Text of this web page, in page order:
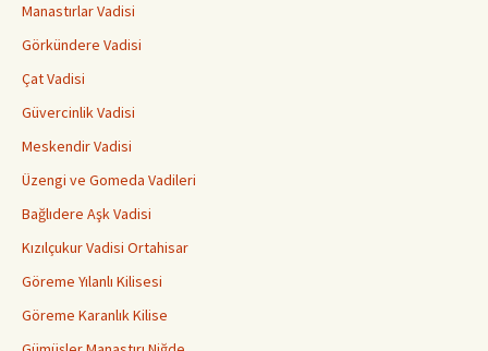
Manastırlar Vadisi
Görkündere Vadisi
Çat Vadisi
Güvercinlik Vadisi
Meskendir Vadisi
Üzengi ve Gomeda Vadileri
Bağlıdere Aşk Vadisi
Kızılçukur Vadisi Ortahisar
Göreme Yılanlı Kilisesi
Göreme Karanlık Kilise